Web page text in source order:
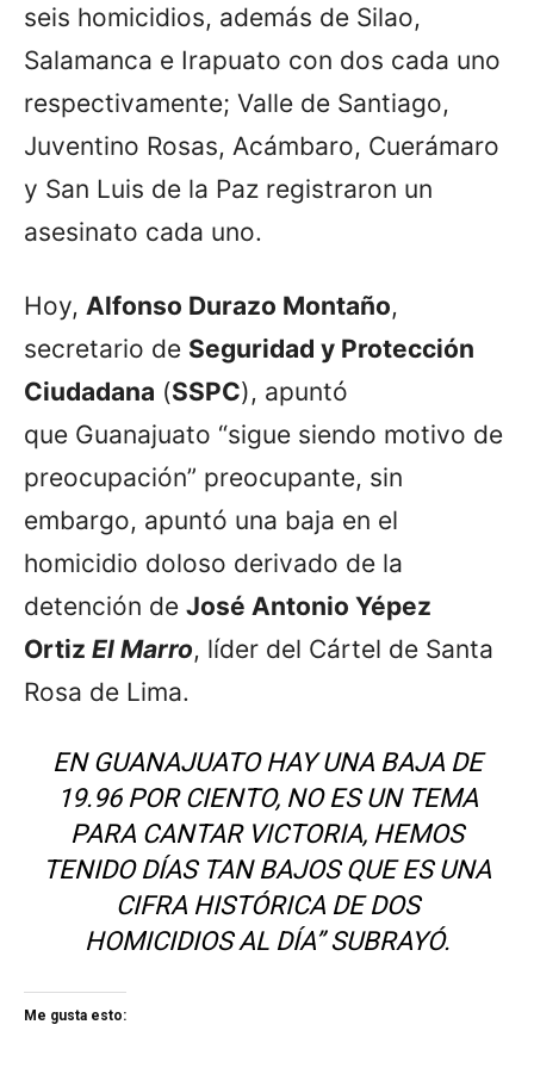
seis homicidios, además de Silao,
Salamanca e Irapuato con dos cada uno
respectivamente; Valle de Santiago,
Juventino Rosas, Acámbaro, Cuerámaro
y San Luis de la Paz registraron un
asesinato cada uno.
Hoy, Alfonso Durazo Montaño,
secretario de Seguridad y Protección
Ciudadana (SSPC), apuntó
que Guanajuato “sigue siendo motivo de
preocupación” preocupante, sin
embargo, apuntó una baja en el
homicidio doloso derivado de la
detención de José Antonio Yépez
Ortiz El Marro, líder del Cártel de Santa
Rosa de Lima.
EN GUANAJUATO HAY UNA BAJA DE
19.96 POR CIENTO, NO ES UN TEMA
PARA CANTAR VICTORIA, HEMOS
TENIDO DÍAS TAN BAJOS QUE ES UNA
CIFRA HISTÓRICA DE DOS
HOMICIDIOS AL DÍA” SUBRAYÓ.
Me gusta esto: